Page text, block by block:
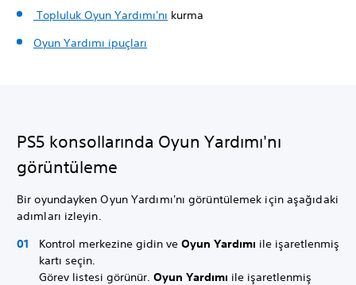
Topluluk Oyun Yardımı'nı kurma
Oyun Yardımı ipuçları
PS5 konsollarında Oyun Yardımı'nı
görüntüleme
Bir oyundayken Oyun Yardımı'nı görüntülemek için aşağıdaki
adımları izleyin.
Kontrol merkezine gidin ve Oyun Yardımı ile işaretlenmiş
kartı seçin.
Görev listesi görünür. Oyun Yardımı ile işaretlenmiş